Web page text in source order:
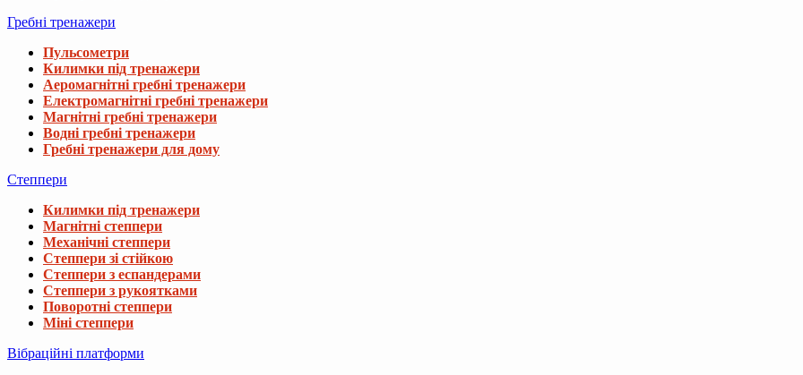
Гребні тренажери
Пульсометри
Килимки під тренажери
Аеромагнітні гребні тренажери
Електромагнітні гребні тренажери
Магнітні гребні тренажери
Водні гребні тренажери
Гребні тренажери для дому
Степпери
Килимки під тренажери
Магнітні степпери
Механічні степпери
Степпери зі стійкою
Степпери з еспандерами
Степпери з рукоятками
Поворотні степпери
Міні степпери
Вібраційні платформи